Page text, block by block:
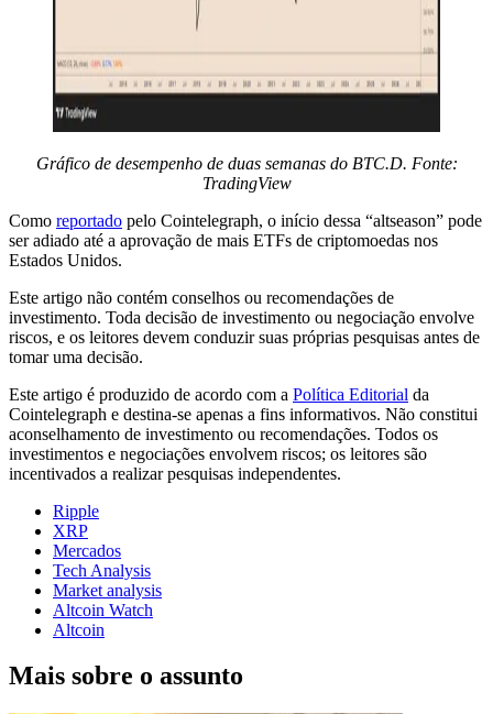
Gráfico de desempenho de duas semanas do BTC.D. Fonte:
TradingView
Como reportado pelo Cointelegraph, o início dessa “altseason” pode
ser adiado até a aprovação de mais ETFs de criptomoedas nos
Estados Unidos.
Este artigo não contém conselhos ou recomendações de
investimento. Toda decisão de investimento ou negociação envolve
riscos, e os leitores devem conduzir suas próprias pesquisas antes de
tomar uma decisão.
Este artigo é produzido de acordo com a Política Editorial da
Cointelegraph e destina-se apenas a fins informativos. Não constitui
aconselhamento de investimento ou recomendações. Todos os
investimentos e negociações envolvem riscos; os leitores são
incentivados a realizar pesquisas independentes.
Ripple
XRP
Mercados
Tech Analysis
Market analysis
Altcoin Watch
Altcoin
Mais sobre o assunto